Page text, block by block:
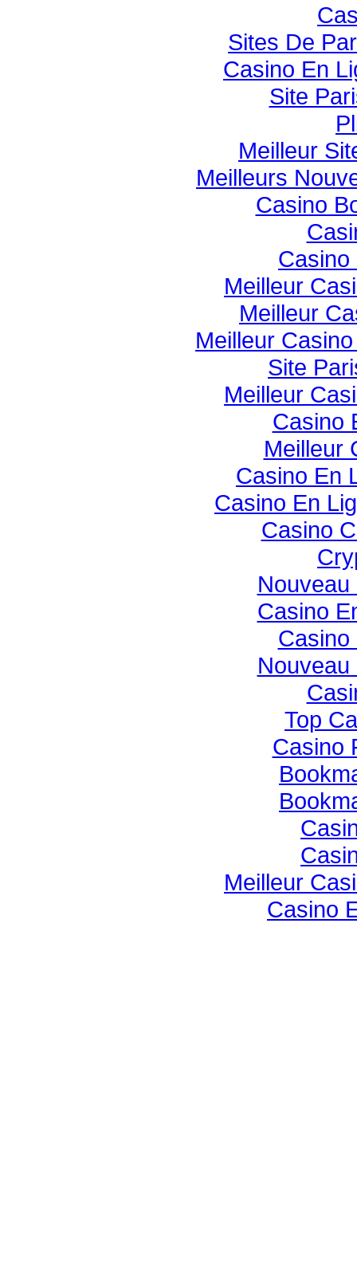
Sites De
Casino En
Site
Meilleur
Meilleurs
Casino
Casino
Meilleur
Meilleur
Meilleur
Site
Meilleur
Casino
Meilleur
Casino En
Casino En
Casino
Casino
Casino
Top
Casino
Meilleur
Casino